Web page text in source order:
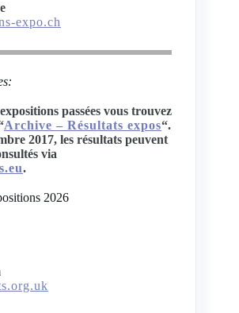
expo.ch
passées vous trouvez
Archive – Résultats expos“.
2017, les résultats peuvent
via
.
2026